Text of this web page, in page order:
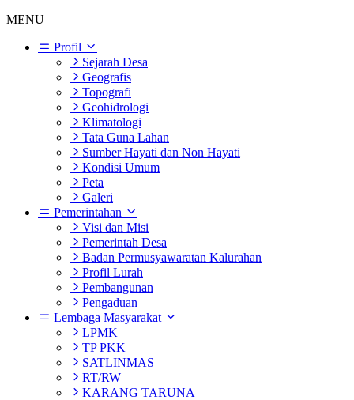
MENU
Profil
Sejarah Desa
Geografis
Topografi
Geohidrologi
Klimatologi
Tata Guna Lahan
Sumber Hayati dan Non Hayati
Kondisi Umum
Peta
Galeri
Pemerintahan
Visi dan Misi
Pemerintah Desa
Badan Permusyawaratan Kalurahan
Profil Lurah
Pembangunan
Pengaduan
Lembaga Masyarakat
LPMK
TP PKK
SATLINMAS
RT/RW
KARANG TARUNA